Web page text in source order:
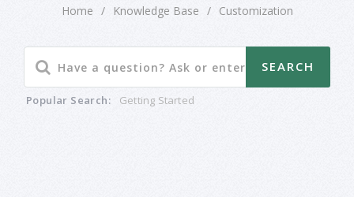
Home / Knowledge Base / Customization
Popular Search: Getting Started